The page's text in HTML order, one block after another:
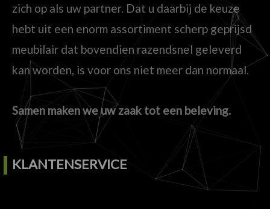
zich op als uw partner. Dat u daarbij de keuze
hebt uit een enorm assortiment scherp geprijsd
meubilair dat bovendien razendsnel geleverd
kan worden, is voor ons niet meer dan normaal.
Samen maken we uw zaak tot een beleving.
KLANTENSERVICE